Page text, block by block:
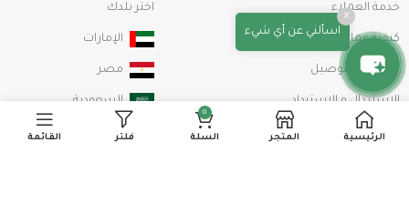
خدمة العملاء
كيفية عمل طلب شراء
الشحن والتوصيل
الإستبدال و الإسترداد
سياسة الخصوصية
اختر بلدك
الإمارات
مصر
السعودية
اسألني عن أي شيء
×
الرئيسية المتجر
0
السلة فلتر القائمة